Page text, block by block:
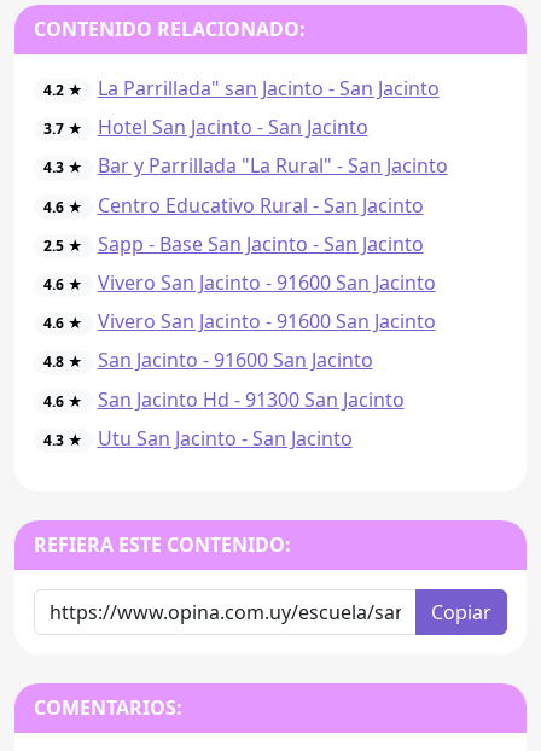
CONTENIDO RELACIONADO:
4.2 ★ La Parrillada" san Jacinto - San Jacinto
3.7 ★ Hotel San Jacinto - San Jacinto
4.3 ★ Bar y Parrillada "La Rural" - San Jacinto
4.6 ★ Centro Educativo Rural - San Jacinto
2.5 ★ Sapp - Base San Jacinto - San Jacinto
4.6 ★ Vivero San Jacinto - 91600 San Jacinto
4.6 ★ Vivero San Jacinto - 91600 San Jacinto
4.8 ★ San Jacinto - 91600 San Jacinto
4.6 ★ San Jacinto Hd - 91300 San Jacinto
4.3 ★ Utu San Jacinto - San Jacinto
REFIERA ESTE CONTENIDO:
Copiar
COMENTARIOS: